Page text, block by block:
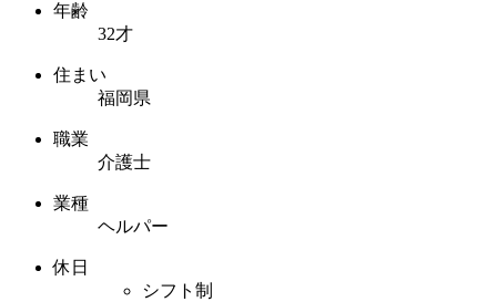
年齢
32才
住まい
福岡県
職業
介護士
業種
ヘルパー
休日
シフト制